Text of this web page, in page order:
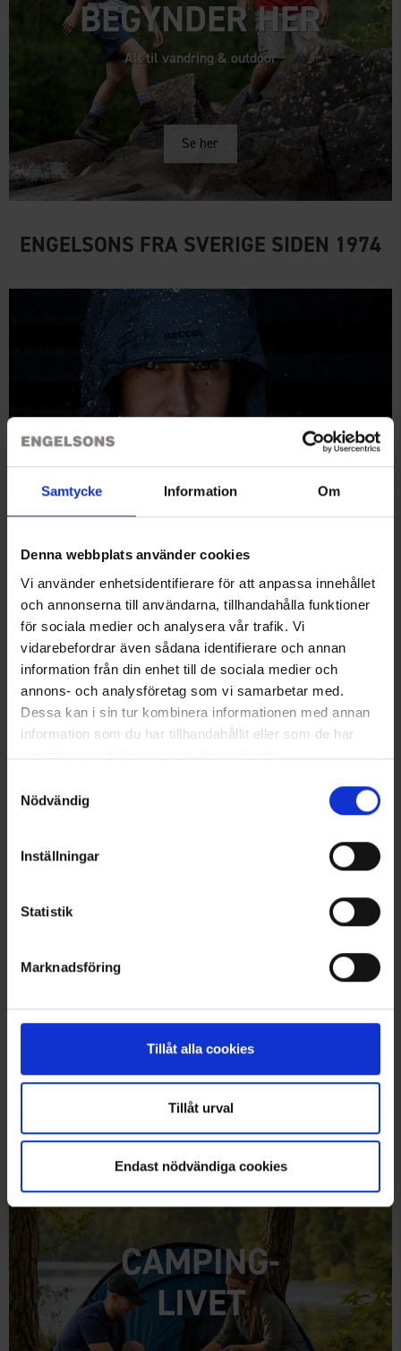
Samtycke Information Om
Denna webbplats använder cookies
Vi använder enhetsidentifierare för att anpassa innehållet
och annonserna till användarna, tillhandahålla funktioner
för sociala medier och analysera vår trafik. Vi
vidarebefordrar även sådana identifierare och annan
information från din enhet till de sociala medier och
annons- och analysföretag som vi samarbetar med.
Dessa kan i sin tur kombinera informationen med annan
information som du har tillhandahållit eller som de har
samlat in när du har använt deras tjänster.
Nödvändig
Inställningar
Statistik
Marknadsföring
Tillåt alla cookies
Tillåt urval
Endast nödvändiga cookies
BEGYNDER HER
Alt til vandring & outdoor
Se her
ENGELSONS FRA SVERIGE SIDEN 1974
Se her
KLAR TIL
REGN?
CAMPING-
LIVET